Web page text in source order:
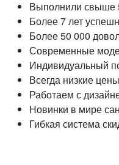
Выполнили свыше
Более 7 лет
Более 50 000
Современные
Индивидуальный
Всегда низкие
Работаем с
Новинки в мире
Гибкая система